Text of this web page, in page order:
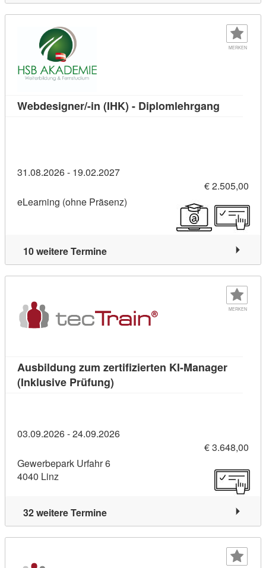
MERKEN
Webdesigner/-in (IHK) - Diplomlehrgang
31.08.2026 - 19.02.2027
€ 2.505,00
eLearning (ohne Präsenz)
10 weitere Termine
MERKEN
Ausbildung zum zertifizierten KI-Manager
(Inklusive Prüfung)
03.09.2026 - 24.09.2026
€ 3.648,00
Gewerbepark Urfahr 6
4040 Linz
32 weitere Termine